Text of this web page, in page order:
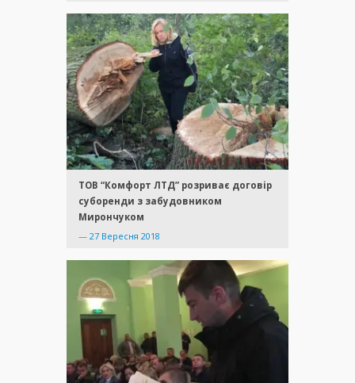
ТОВ “Комфорт ЛТД” розриває договір
суборенди з забудовником
Мирончуком
— 27 Вересня 2018